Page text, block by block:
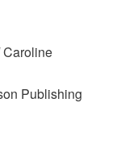
Caroline
Publishing